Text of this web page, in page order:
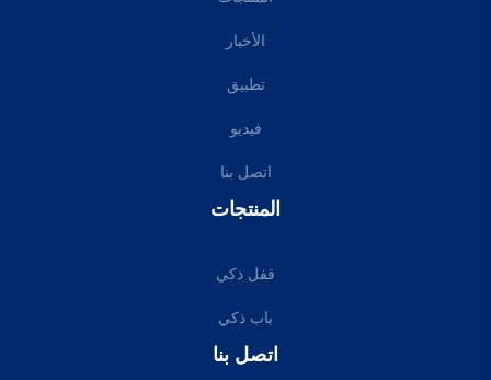
الأخبار
تطبيق
فيديو
اتصل بنا
المنتجات
قفل ذكي
باب ذكي
اتصل بنا